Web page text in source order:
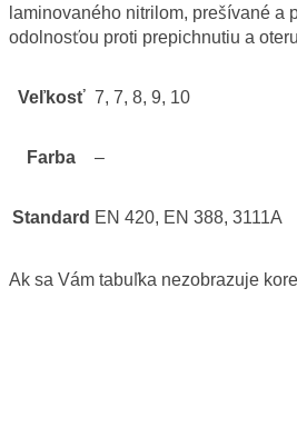
laminovaného nitrilom, prešívané a
odolnosťou proti prepichnutiu a
Veľkosť 7, 7, 8, 9, 10
Farba –
Standard EN 420, EN 388, 3111A
Ak sa Vám tabuľka nezobrazuje